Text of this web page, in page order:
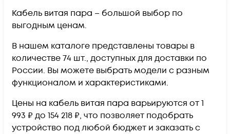
Кабель витая пара – большой выбор по
выгодным ценам.
В нашем каталоге представлены товары в
количестве 74 шт., доступных для доставки по
России. Вы можете выбрать модели с разным
функционалом и характеристиками.
Цены на кабель витая пара варьируются от 1
993 ₽ до 154 218 ₽, что позволяет подобрать
устройство под любой бюджет и заказать с